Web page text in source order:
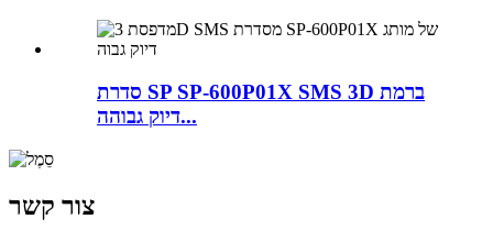
סדרת SP SP-600P01X SMS 3D ברמת
דיוק גבוהה...
צור קשר